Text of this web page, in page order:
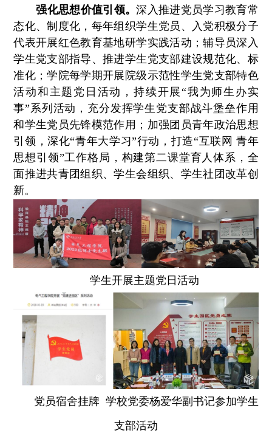
强化思想价值引领。深入推进党员学习教育常
态化、制度化，每年组织学生党员、入党积极分子
代表开展红色教育基地研学实践活动；辅导员深入
学生党支部指导、推进学生党支部建设规范化、标
准化；学院每学期开展院级示范性学生党支部特色
活动和主题党日活动，持续开展“我为师生办实
事”系列活动，充分发挥学生党支部战斗堡垒作用
和学生党员先锋模范作用；加强团员青年政治思想
引领，深化“青年大学习”行动，打造“互联网 青年
思想引领”工作格局，构建第二课堂育人体系，全
面推进共青团组织、学生会组织、学生社团改革创
新。
学生开展主题党日活动
党员宿舍挂牌 学校党委杨爱华副书记参加学生
支部活动